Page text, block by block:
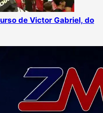
de Victor Gabriel, do